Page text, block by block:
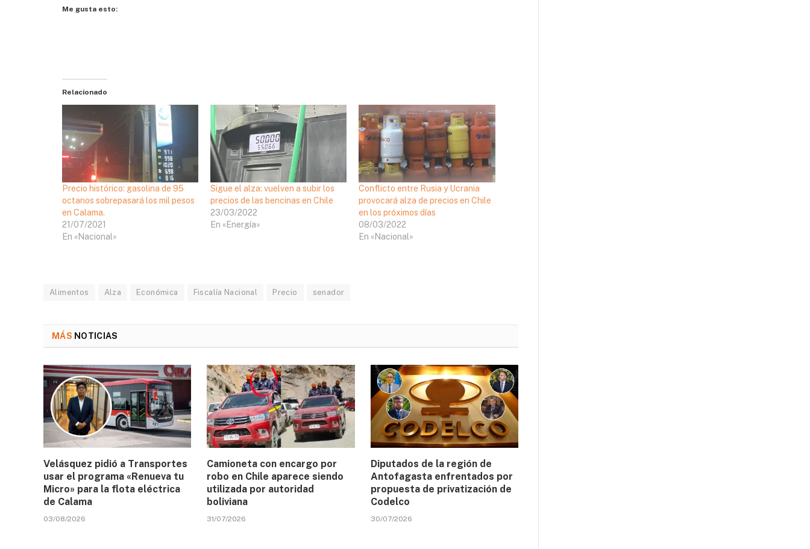
Me gusta esto:
Relacionado
Precio histórico: gasolina de 95
octanos sobrepasará los mil pesos
en Calama.
21/07/2021
En «Nacional»
Sigue el alza: vuelven a subir los
precios de las bencinas en Chile
23/03/2022
En «Energía»
Conflicto entre Rusia y Ucrania
provocará alza de precios en Chile
en los próximos días
08/03/2022
En «Nacional»
Alimentos Alza Económica Fiscalía Nacional Precio senador
MÁS NOTICIAS
Velásquez pidió a Transportes
usar el programa «Renueva tu
Micro» para la flota eléctrica
de Calama
03/08/2026
Camioneta con encargo por
robo en Chile aparece siendo
utilizada por autoridad
boliviana
31/07/2026
Diputados de la región de
Antofagasta enfrentados por
propuesta de privatización de
Codelco
30/07/2026